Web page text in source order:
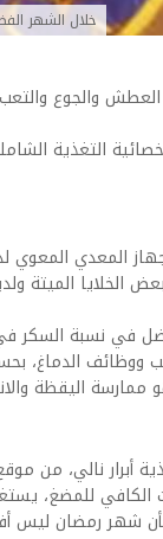
خلال الشهر
العطش والجوع
المعدي المعوي
الخلايا الميتة
في نسبة السكر
ووظائف الدماغ،
اليقظة
شهر رمضان ليس